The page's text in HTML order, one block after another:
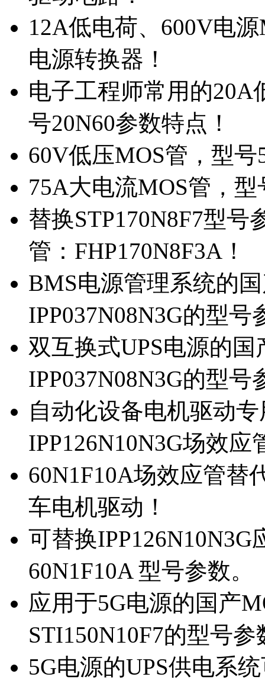
12A低电荷、600V电
电源转换器！
电子工程师常用的20A
号20N60参数特点！
60V低压MOS管，型
75A大电流MOS管，
替换STP170N8F7型
管：FHP170N8F3A！
BMS电源管理系统的
IPP037N08N3G的型号
双互换式UPS电源的
IPP037N08N3G的型号
自动化设备电机驱动
IPP126N10N3G场效应
60N1F10A场效应管替
车电机驱动！
可替换
60N1F10A 型号参数。
应用于5G电源的国产
STI150N10F7的型号参
5G电源的UPS供电系